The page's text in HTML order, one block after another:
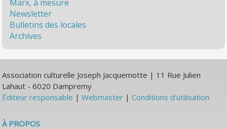
Marx, à mesure
Newsletter
Bulletins des locales
Archives
Association culturelle Joseph Jacquemotte | 11 Rue Julien
Lahaut - 6020 Dampremy
Éditeur responsable |Webmaster |Conditions d'utilisation
À PROPOS